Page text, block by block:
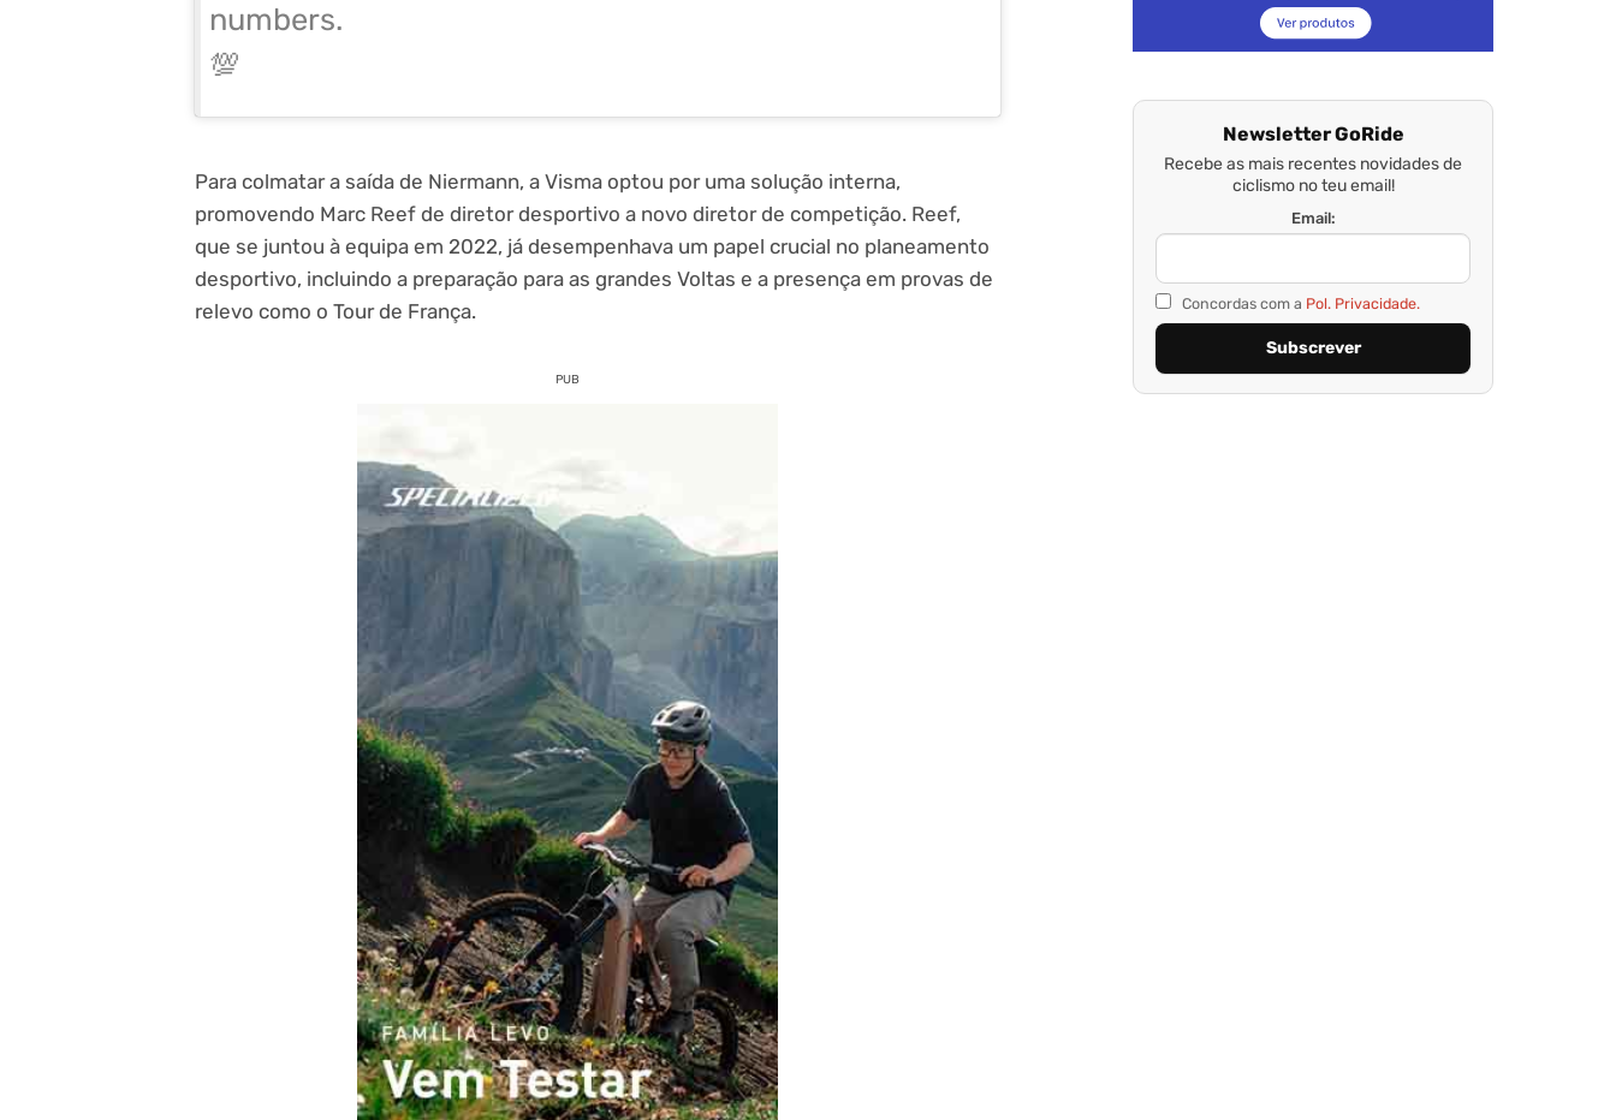
numbers.
💯
Para colmatar a saída de Niermann, a Visma optou por uma solução interna,
promovendo Marc Reef de diretor desportivo a novo diretor de competição. Reef,
que se juntou à equipa em 2022, já desempenhava um papel crucial no planeamento
desportivo, incluindo a preparação para as grandes Voltas e a presença em provas de
relevo como o Tour de França.
PUB
Newsletter GoRide
Recebe as mais recentes novidades de
ciclismo no teu email!
Email:
Concordas com a Pol. Privacidade.